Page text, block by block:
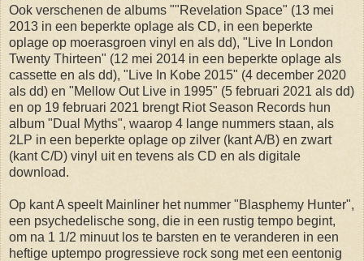
Ook verschenen de albums ""Revelation Space" (13 mei
2013 in een beperkte oplage als CD, in een beperkte
oplage op moerasgroen vinyl en als dd), "Live In London
Twenty Thirteen" (12 mei 2014 in een beperkte oplage als
cassette en als dd), "Live In Kobe 2015" (4 december 2020
als dd) en "Mellow Out Live in 1995" (5 februari 2021 als dd)
en op 19 februari 2021 brengt Riot Season Records hun
album "Dual Myths", waarop 4 lange nummers staan, als
2LP in een beperkte oplage op zilver (kant A/B) en zwart
(kant C/D) vinyl uit en tevens als CD en als digitale
download.
Op kant A speelt Mainliner het nummer "Blasphemy Hunter",
een psychedelische song, die in een rustig tempo begint,
om na 1 1/2 minuut los te barsten en te veranderen in een
heftige uptempo progressieve rock song met een eentonig